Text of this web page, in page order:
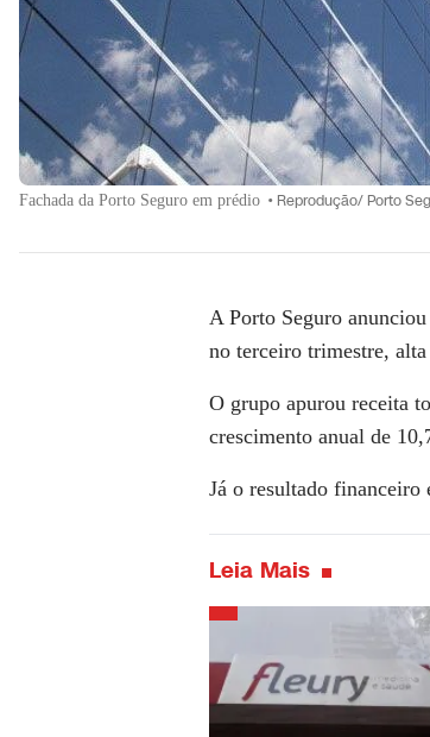
Fachada da Porto Seguro em prédio • Reprodução/ Porto
A Porto Seguro
no terceiro trimestre,
O grupo apurou receita
crescimento anual de
Já o resultado financeiro
Leia Mais